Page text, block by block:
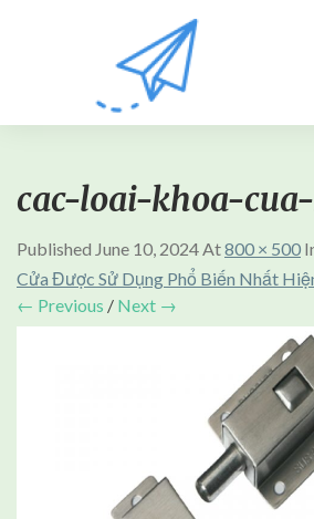
cac-loai-khoa-
Published June 10, 2024At800 × 500
Cửa Được Sử Dụng Phổ Biến Nhất
← Previous / Next →